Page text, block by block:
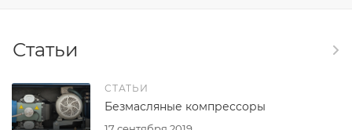
Статьи
СТАТЬИ
Безмасляные компрессоры